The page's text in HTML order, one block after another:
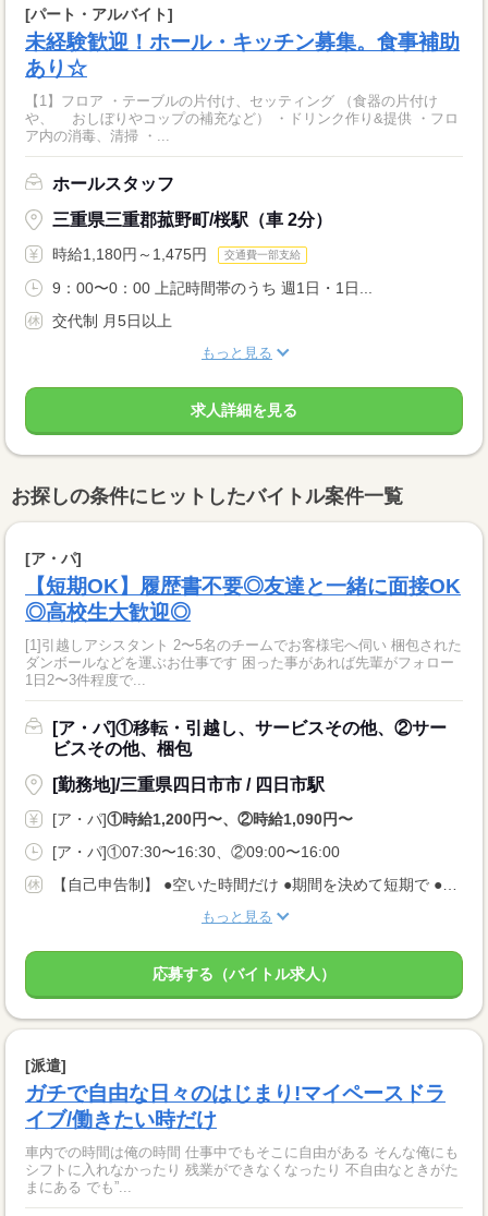
[パート・アルバイト]
未経験歓迎！ホール・キッチン募集。食事補助
あり☆
【1】フロア ・テーブルの片付け、セッティング （食器の片付け
や、 おしぼりやコップの補充など） ・ドリンク作り&提供 ・フロ
ア内の消毒、清掃 ・...
ホールスタッフ
三重県三重郡菰野町/桜駅（車 2分）
時給1,180円～1,475円 交通費一部支給
9：00〜0：00 上記時間帯のうち 週1日・1日...
交代制 月5日以上
もっと見る
求人詳細を見る
お探しの条件にヒットしたバイトル案件一覧
[ア・パ]
【短期OK】履歴書不要◎友達と一緒に面接OK
◎高校生大歓迎◎
[1]引越しアシスタント 2〜5名のチームでお客様宅へ伺い 梱包された
ダンボールなどを運ぶお仕事です 困った事があれば先輩がフォロー
1日2〜3件程度で...
[ア・パ]①移転・引越し、サービスその他、②サー
ビスその他、梱包
[勤務地]/三重県四日市市 / 四日市駅
[ア・パ]①時給1,200円〜、②時給1,090円〜
[ア・パ]①07:30〜16:30、②09:00〜16:00
【自己申告制】 ●空いた時間だけ ●期間を決めて短期で ●週3日でバランスよく ◎仕事は毎日あります！ 入りたい時に入って、休みたい時に休む♪ ★安定してお仕事あり AMのみ/PMのみもOK♪
もっと見る
応募する（バイトル求人）
[派遣]
ガチで自由な日々のはじまり!マイペースドラ
イブ/働きたい時だけ
車内での時間は俺の時間 仕事中でもそこに自由がある そんな俺にも
シフトに入れなかったり 残業ができなくなったり 不自由なときがた
まにある でも”...